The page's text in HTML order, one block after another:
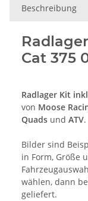
Beschreibung
Cat 375
Radlager Kit
von Moose
Quads und ATV.
Bilder sind
in Form, Größe
wählen, dann
geliefert.